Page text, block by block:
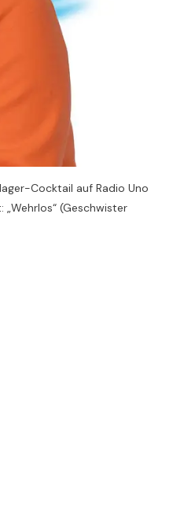
Cocktail auf Radio Uno
(Geschwister